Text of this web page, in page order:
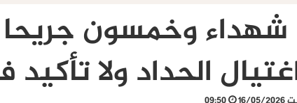
وخمسون جريحا
الحداد ولا